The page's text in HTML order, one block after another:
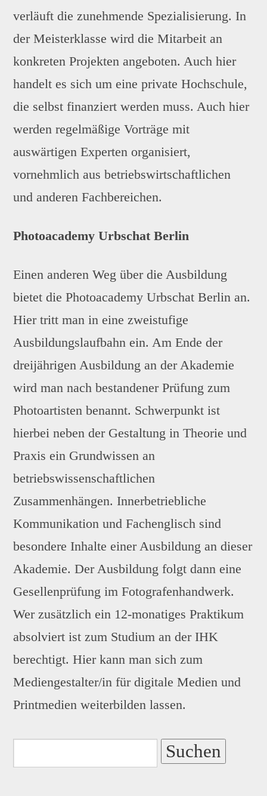
verläuft die zunehmende Spezialisierung. In
der Meisterklasse wird die Mitarbeit an
konkreten Projekten angeboten. Auch hier
handelt es sich um eine private Hochschule,
die selbst finanziert werden muss. Auch hier
werden regelmäßige Vorträge mit
auswärtigen Experten organisiert,
vornehmlich aus betriebswirtschaftlichen
und anderen Fachbereichen.
Photoacademy Urbschat Berlin
Einen anderen Weg über die Ausbildung
bietet die Photoacademy Urbschat Berlin an.
Hier tritt man in eine zweistufige
Ausbildungslaufbahn ein. Am Ende der
dreijährigen Ausbildung an der Akademie
wird man nach bestandener Prüfung zum
Photoartisten benannt. Schwerpunkt ist
hierbei neben der Gestaltung in Theorie und
Praxis ein Grundwissen an
betriebswissenschaftlichen
Zusammenhängen. Innerbetriebliche
Kommunikation und Fachenglisch sind
besondere Inhalte einer Ausbildung an dieser
Akademie. Der Ausbildung folgt dann eine
Gesellenprüfung im Fotografenhandwerk.
Wer zusätzlich ein 12-monatiges Praktikum
absolviert ist zum Studium an der IHK
berechtigt. Hier kann man sich zum
Mediengestalter/in für digitale Medien und
Printmedien weiterbilden lassen.